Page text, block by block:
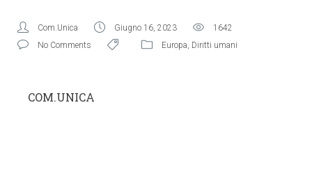
Com.Unica Giugno 16, 2023
1642
No Comments
Europa, Diritti umani
COM.UNICA